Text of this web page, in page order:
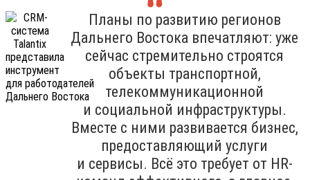
Планы по развитию регионов
Дальнего Востока впечатляют: уже
сейчас стремительно строятся
объекты транспортной,
телекоммуникационной
и социальной инфраструктуры.
Вместе с ними развивается бизнес,
предоставляющий услуги
и сервисы. Всё это требует от HR-